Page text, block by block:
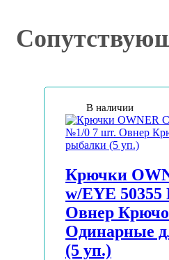
В наличии
Крючки
w/EYE
Овнер
Одинарные
(5 уп.)